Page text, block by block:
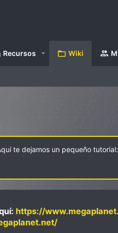
Recursos Wiki
te dejamos un pequeño tutorial:
https://